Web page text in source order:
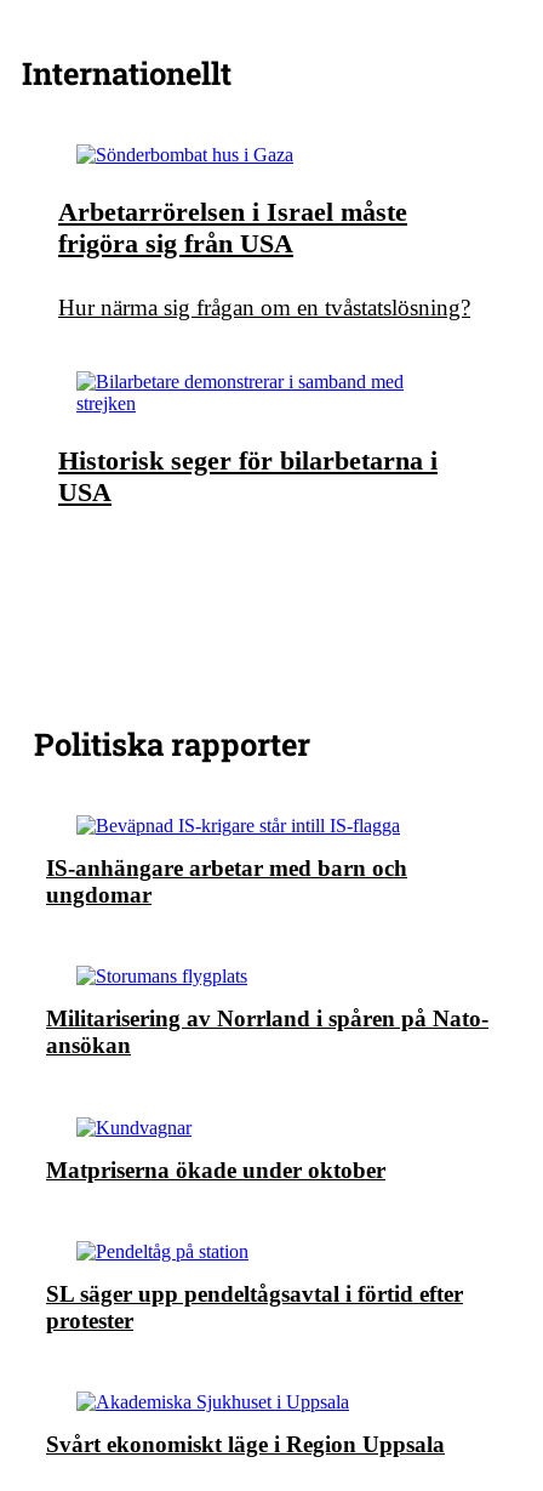
Internationellt
Arbetarrörelsen i Israel måste
frigöra sig från USA
Hur närma sig frågan om en tvåstatslösning?
Historisk seger för bilarbetarna i
USA
Politiska rapporter
IS-anhängare arbetar med barn och
ungdomar
Militarisering av Norrland i spåren på Nato-
ansökan
Matpriserna ökade under oktober
SL säger upp pendeltågsavtal i förtid efter
protester
Svårt ekonomiskt läge i Region Uppsala